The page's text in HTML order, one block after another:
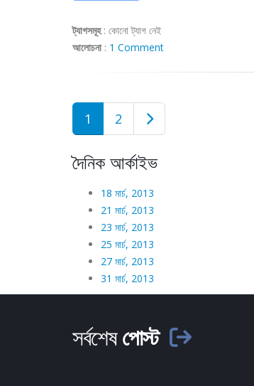
ট্যাগসমূহ: কোনো ট্যাগ নেই
আলোচনা: 1 Comment
1 2
দৈনিক আর্কাইভ
18 মার্চ, 2013
21 মার্চ, 2013
23 মার্চ, 2013
25 মার্চ, 2013
27 মার্চ, 2013
31 মার্চ, 2013
সর্বশেষপোস্ট